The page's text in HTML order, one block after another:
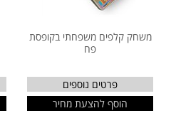
משחק קלפים משפחתי בקופסת
פח
פרטים נוספים
הוסף להצעת מחיר